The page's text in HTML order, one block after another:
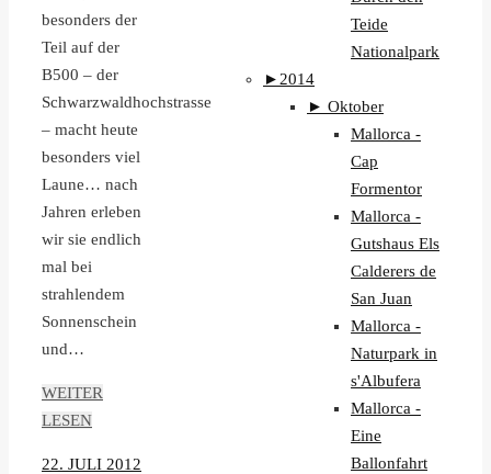
besonders der
Teil auf der
B500 – der
Schwarzwaldhochstrasse
– macht heute
besonders viel
Laune… nach
Jahren erleben
wir sie endlich
mal bei
strahlendem
Sonnenschein
und…
WEITER
LESEN
22. JULI 2012
Teide
Nationalpark
► 2014
► Oktober
Mallorca -
Cap
Formentor
Mallorca -
Gutshaus Els
Calderers de
San Juan
Mallorca -
Naturpark in
s'Albufera
Mallorca -
Eine
Ballonfahrt